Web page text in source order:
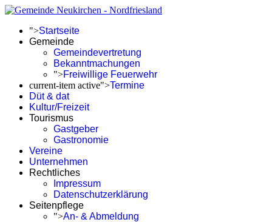
">Startseite
Gemeinde
Gemeindevertretung
Bekanntmachungen
">Freiwillige Feuerwehr
current-item active">Termine
Düt & dat
Kultur/Freizeit
Tourismus
Gastgeber
Gastronomie
Vereine
Unternehmen
Rechtliches
Impressum
Datenschutzerklärung
Seitenpflege
">An- & Abmeldung